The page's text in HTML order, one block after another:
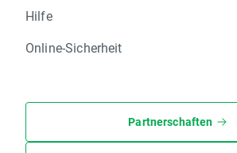
Hilfe
Online-Sicherheit
Partnerschaften